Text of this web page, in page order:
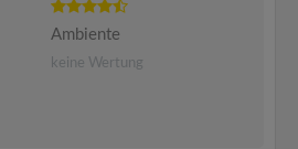
Ambiente
keine Wertung